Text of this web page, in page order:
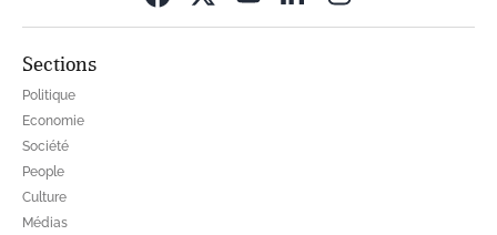
Sections
Politique
Economie
Société
People
Culture
Médias